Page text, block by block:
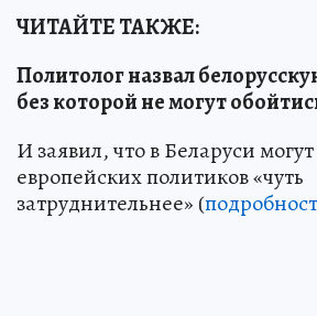
ЧИТАЙТЕ ТАКЖЕ:
Политолог назвал
без которой не могут
И заявил, что в Беларуси
европейских политиков «чуть
затруднительнее» (